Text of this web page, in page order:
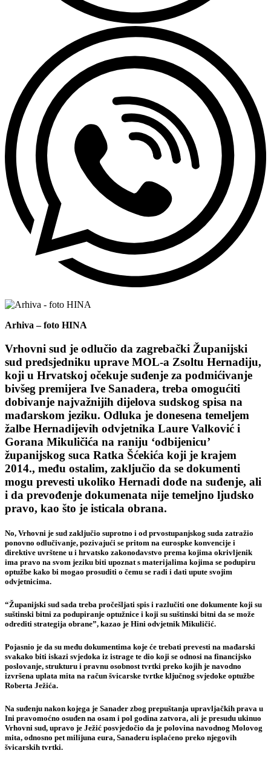
Arhiva – foto HINA
Vrhovni sud je odlučio da zagrebački Županijski
sud predsjedniku uprave MOL-a Zsoltu Hernadiju,
koji u Hrvatskoj očekuje suđenje za podmićivanje
bivšeg premijera Ive Sanadera, treba omogućiti
dobivanje najvažnijih dijelova sudskog spisa na
mađarskom jeziku. Odluka je donesena temeljem
žalbe Hernadijevih odvjetnika Laure Valković i
Gorana Mikuličića na raniju ‘odbijenicu’
županijskog suca Ratka Šćekića koji je krajem
2014., među ostalim, zaključio da se dokumenti
mogu prevesti ukoliko Hernadi dođe na suđenje, ali
i da prevođenje dokumenata nije temeljno ljudsko
pravo, kao što je isticala obrana.
No, Vrhovni je sud zaključio suprotno i od prvostupanjskog suda zatražio
ponovno odlučivanje, pozivajući se pritom na eurospke konvencije i
direktive uvrštene u i hrvatsko zakonodavstvo prema kojima okrivljenik
ima pravo na svom jeziku biti upoznat s materijalima kojima se podupiru
optužbe kako bi mogao prosuditi o čemu se radi i dati upute svojim
odvjetnicima.
“Županijski sud sada treba pročešljati spis i razlučiti one dokumente koji su
suštinski bitni za podupiranje optužnice i koji su suštinski bitni da se može
odrediti strategija obrane”, kazao je Hini odvjetnik Mikuličić.
Pojasnio je da su među dokumentima koje će trebati prevesti na mađarski
svakako biti iskazi svjedoka iz istrage te dio koji se odnosi na financijsko
poslovanje, strukturu i pravnu osobnost tvrtki preko kojih je navodno
izvršena uplata mita na račun švicarske tvrtke ključnog svjedoke optužbe
Roberta Ježića.
Na suđenju nakon kojega je Sanader zbog prepuštanja upravljačkih prava u
Ini pravomoćno osuđen na osam i pol godina zatvora, ali je presudu ukinuo
Vrhovni sud, upravo je Ježić posvjedočio da je polovina navodnog Molovog
mita, odnosno pet milijuna eura, Sanaderu isplaćeno preko njegovih
švicarskih tvrtki.